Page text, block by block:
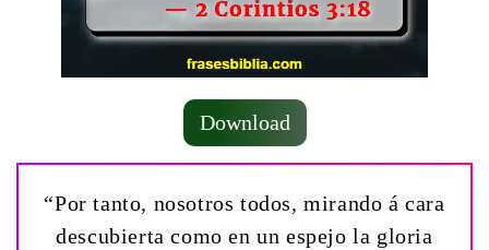
Download
“Por tanto, nosotros todos, mirando á cara
descubierta como en un espejo la gloria